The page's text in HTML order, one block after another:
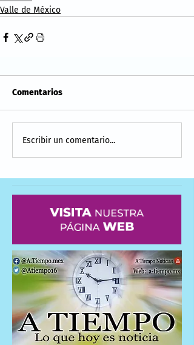
Valle de México
Comentarios
Escribir un comentario...